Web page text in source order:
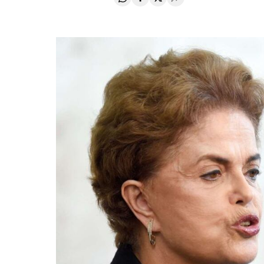
Compartir en Whatsapp
Compartir en Facebook
Compartir en Twitter
Desplegar Redes